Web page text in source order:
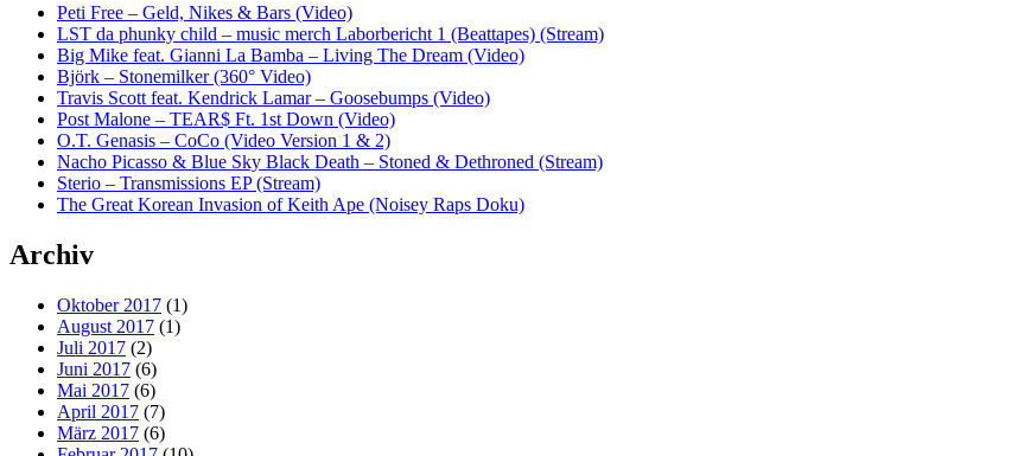
Peti Free – Geld, Nikes & Bars (Video)
LST da phunky child – music merch Laborbericht 1 (Beattapes) (Stream)
Big Mike feat. Gianni La Bamba – Living The Dream (Video)
Björk – Stonemilker (360° Video)
Travis Scott feat. Kendrick Lamar – Goosebumps (Video)
Post Malone – TEAR$ Ft. 1st Down (Video)
O.T. Genasis – CoCo (Video Version 1 & 2)
Nacho Picasso & Blue Sky Black Death – Stoned & Dethroned (Stream)
Sterio – Transmissions EP (Stream)
The Great Korean Invasion of Keith Ape (Noisey Raps Doku)
Archiv
Oktober 2017 (1)
August 2017 (1)
Juli 2017 (2)
Juni 2017 (6)
Mai 2017 (6)
April 2017 (7)
März 2017 (6)